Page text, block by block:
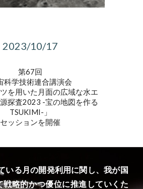
2023/10/17
第67回
科学技術連合講演会
ツを用いた月面の広域な水エ
探査2023 -宝の地図を作る
TSUKIMI-」
セッションを開催
いる月の開発利用に関し、我が国
戦略的かつ優位に推進していくた